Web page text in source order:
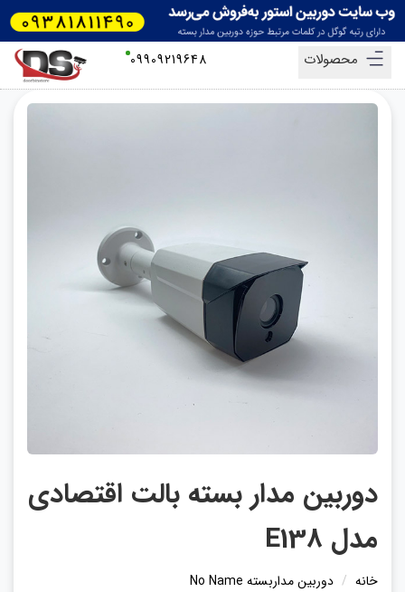
محصولات 09909219648
دوربین مدار بسته بالت اقتصادی
مدل E138
خانه
دوربین مداربسته No Name